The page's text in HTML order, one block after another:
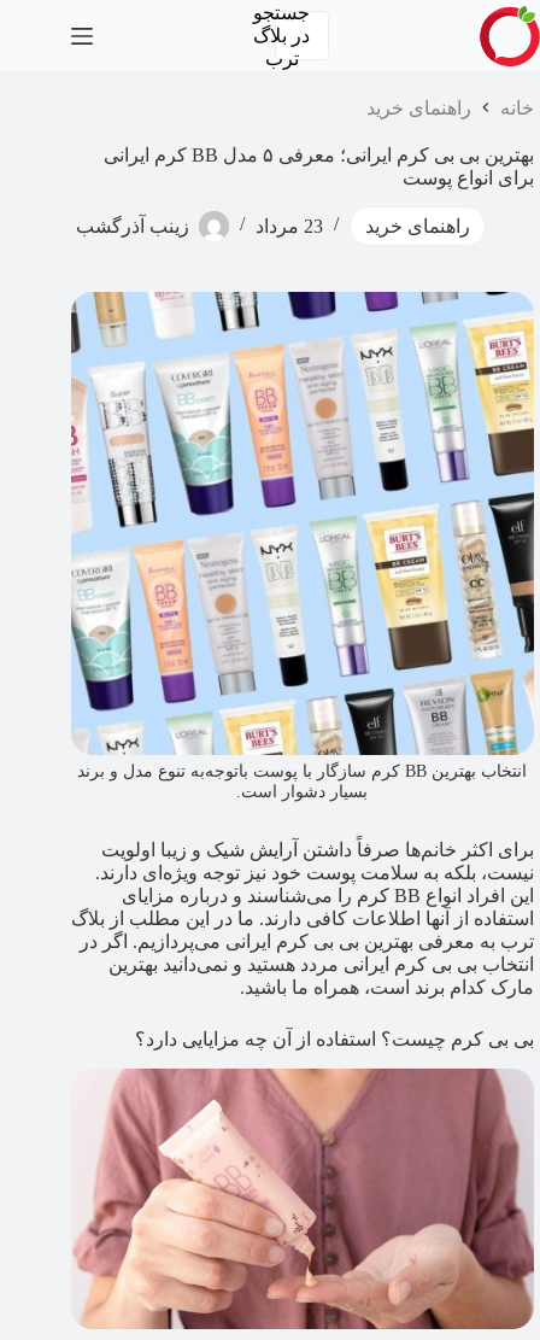
پرش
به
محتوا
جستجو
در بلاگ
ترب
خانه راهنمای خرید
بهترین بی بی کرم ایرانی؛ معرفی ۵ مدل BB کرم ایرانی
برای انواع پوست
راهنمای خرید 23 مرداد زینب آذرگشب
انتخاب بهترین BB کرم سازگار با پوست باتوجه‌به تنوع مدل و برند
بسیار دشوار است.
برای اکثر خانم‌ها صرفاً داشتن آرایش شیک و زیبا اولویت
نیست، بلکه به سلامت پوست خود نیز توجه ویژه‌ای دارند.
این افراد انواع BB کرم را می‌شناسند و درباره مزایای
استفاده از آنها اطلاعات کافی دارند. ما در این مطلب از بلاگ
ترب به معرفی بهترین بی بی کرم ایرانی می‌پردازیم. اگر در
انتخاب بی بی کرم ایرانی مردد هستید و نمی‌دانید بهترین
مارک کدام برند است، همراه ما باشید.
بی بی کرم چیست؟ استفاده از آن چه مزایایی دارد؟